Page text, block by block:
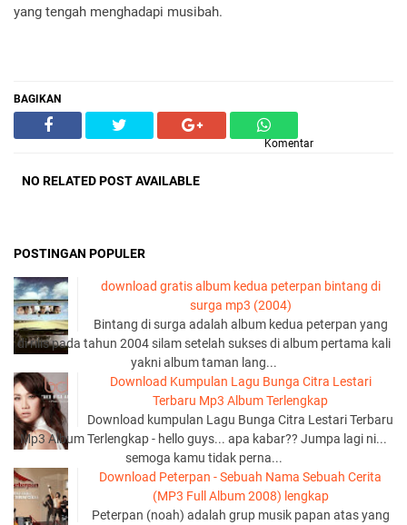
yang tengah menghadapi musibah.
BAGIKAN
Komentar
NO RELATED POST AVAILABLE
POSTINGAN POPULER
download gratis album kedua peterpan bintang di
surga mp3 (2004)
Bintang di surga adalah album kedua peterpan yang
di rilis pada tahun 2004 silam setelah sukses di album pertama kali
yakni album taman lang...
Download Kumpulan Lagu Bunga Citra Lestari
Terbaru Mp3 Album Terlengkap
Download kumpulan Lagu Bunga Citra Lestari Terbaru
Mp3 Album Terlengkap - hello guys... apa kabar?? Jumpa lagi ni...
semoga kamu tidak perna...
Download Peterpan - Sebuah Nama Sebuah Cerita
(MP3 Full Album 2008) lengkap
Peterpan (noah) adalah grup musik papan atas yang